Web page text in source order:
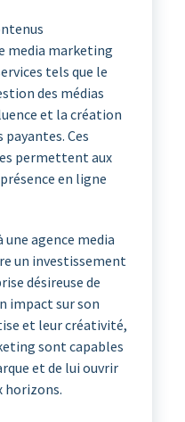
media marketing
tels que le
des médias
et la création
Ces
permettent aux
en ligne
agence media
un investissement
désireuse de
impact sur son
et leur créativité,
sont capables
et de lui ouvrir
horizons.